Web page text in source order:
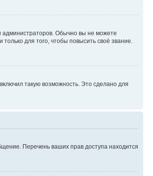
Обычно вы не можете
для того, чтобы повысить своё звание.
такую возможность. Это сделано для
Перечень ваших прав доступа находится